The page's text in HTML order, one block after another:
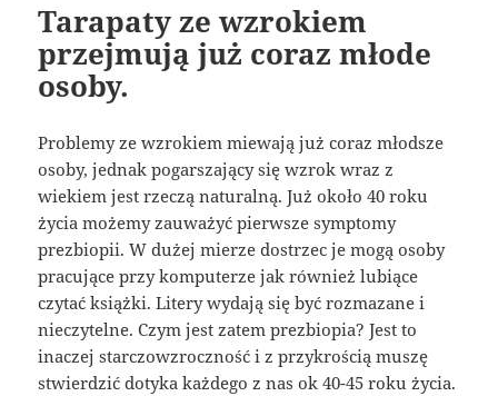
Tarapaty ze wzrokiem
przejmują już coraz młode
osoby.
Problemy ze wzrokiem miewają już coraz młodsze
osoby, jednak pogarszający się wzrok wraz z
wiekiem jest rzeczą naturalną. Już około 40 roku
życia możemy zauważyć pierwsze symptomy
prezbiopii. W dużej mierze dostrzec je mogą osoby
pracujące przy komputerze jak również lubiące
czytać książki. Litery wydają się być rozmazane i
nieczytelne. Czym jest zatem prezbiopia? Jest to
inaczej starczowzroczność i z przykrością muszę
stwierdzić dotyka każdego z nas ok 40-45 roku życia.